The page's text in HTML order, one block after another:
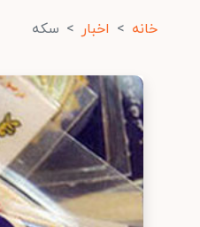
خانه اخبار سکه